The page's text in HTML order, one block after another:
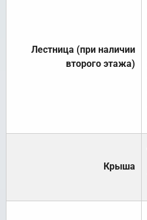
Лестница (при наличии
второго этажа)
Крыша